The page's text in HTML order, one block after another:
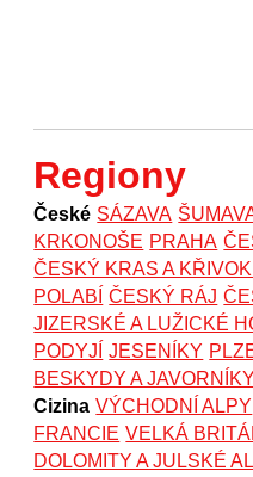
Regiony
České SÁZAVA
KRKONOŠE PRAHA
ČESKÝ KRAS A
POLABÍ
ČESKÝ RÁJ
JIZERSKÉ A LUŽICKÉ
PODYJÍ
JESENÍKY
BESKYDY A JAVORNÍKY
Cizina VÝCHODNÍ ALPY
FRANCIE VELKÁ
DOLOMITY A JULSKÉ